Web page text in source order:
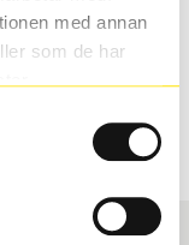
med annan
som de har
hade ut från
Sök